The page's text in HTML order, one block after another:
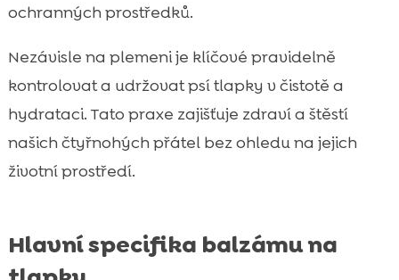
ochranných prostředků.
Nezávisle na plemeni je klíčové pravidelně
kontrolovat a udržovat psí tlapky v čistotě a
hydrataci. Tato praxe zajišťuje zdraví a štěstí
našich čtyřnohých přátel bez ohledu na jejich
životní prostředí.
Hlavní specifika balzámu na